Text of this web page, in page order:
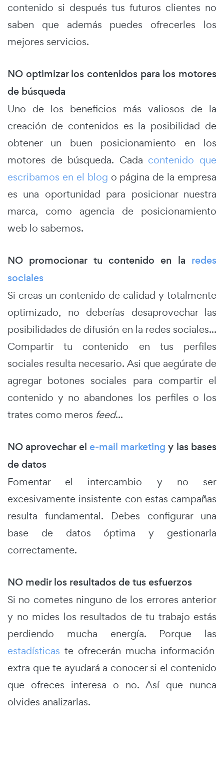
contenido si después tus futuros clientes no
saben que además puedes ofrecerles los
mejores servicios.
NO optimizar los contenidos para los motores
de búsqueda
Uno de los beneficios más valiosos de la
creación de contenidos es la posibilidad de
obtener un buen posicionamiento en los
motores de búsqueda. Cada contenido que
escribamos en el blog o página de la empresa
es una oportunidad para posicionar nuestra
marca, como agencia de posicionamiento
web lo sabemos.
NO promocionar tu contenido en la redes
sociales
Si creas un contenido de calidad y totalmente
optimizado, no deberías desaprovechar las
posibilidades de difusión en la redes sociales...
Compartir tu contenido en tus perfiles
sociales resulta necesario. Asi que aegúrate de
agregar botones sociales para compartir el
contenido y no abandones los perfiles o los
trates como meros feed...
NO aprovechar el e-mail marketing y las bases
de datos
Fomentar el intercambio y no ser
excesivamente insistente con estas campañas
resulta fundamental. Debes configurar una
base de datos óptima y gestionarla
correctamente.
NO medir los resultados de tus esfuerzos
Si no cometes ninguno de los errores anterior
y no mides los resultados de tu trabajo estás
perdiendo mucha energía. Porque las
estadísticas te ofrecerán mucha información
extra que te ayudará a conocer si el contenido
que ofreces interesa o no. Así que nunca
olvides analizarlas.